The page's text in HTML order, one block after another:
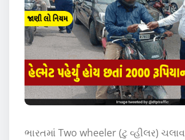
ભારતમાં Two wheeler (ટુ વ્હીલર)